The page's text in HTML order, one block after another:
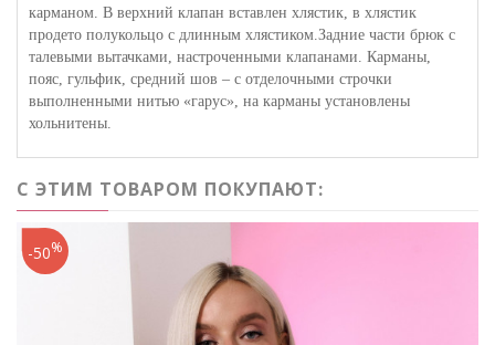
карманом. В верхний клапан вставлен хлястик, в хлястик
продето полукольцо с длинным хлястиком.Задние части брюк с
талевыми вытачками, настроченными клапанами. Карманы,
пояс, гульфик, средний шов – с отделочными строчки
выполненными нитью «гарус», на карманы установлены
хольнитены.
С ЭТИМ ТОВАРОМ ПОКУПАЮТ:
-50%